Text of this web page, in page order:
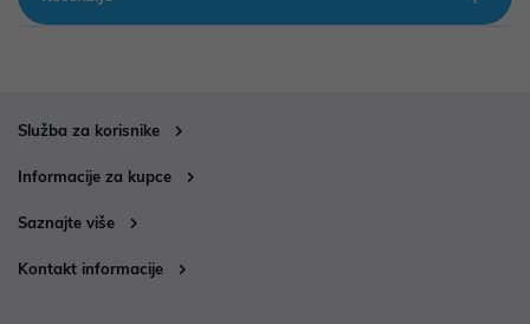
Služba za korisnike
Informacije za kupce
Saznajte više
Kontakt informacije